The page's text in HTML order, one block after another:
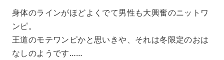
身体のラインがほどよくでて男性も大興奮のニットワ
ンピ。
王道のモテワンピかと思いきや、それは冬限定のおは
なしのようです……